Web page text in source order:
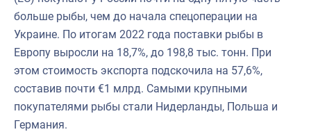
больше рыбы, чем до начала спецоперации на
Украине. По итогам 2022 года поставки рыбы в
Европу выросли на 18,7%, до 198,8 тыс. тонн. При
этом стоимость экспорта подскочила на 57,6%,
составив почти €1 млрд. Самыми крупными
покупателями рыбы стали Нидерланды, Польша и
Германия.